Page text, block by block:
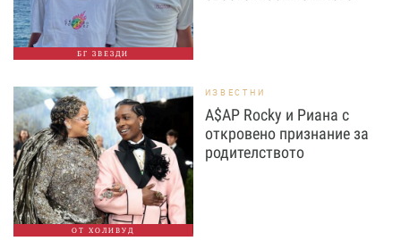
БГ ЗВЕЗДИ
ОТ ХОЛИВУД
ИЗВЕСТНИ
A$AP Rocky и Риана с
откровено признание за
родителството